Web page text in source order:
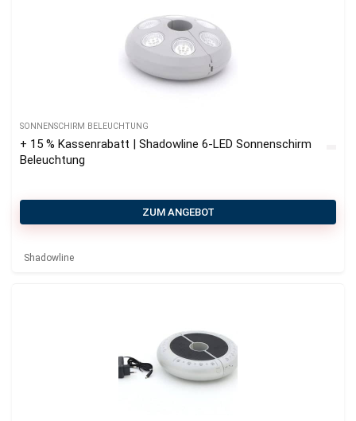
SONNENSCHIRM BELEUCHTUNG
+ 15 % Kassenrabatt | Shadowline 6-LED Sonnenschirm
Beleuchtung
ZUM ANGEBOT
Shadowline